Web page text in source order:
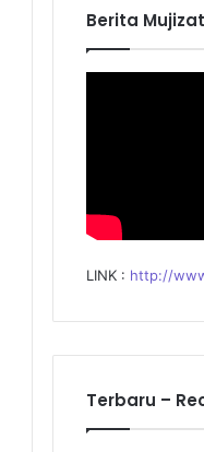
Berita
LINK : http://
Terbaru –